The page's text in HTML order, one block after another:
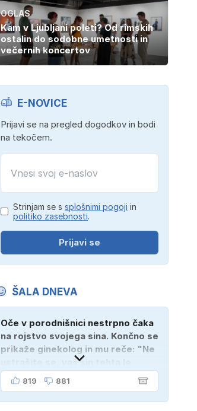
OGLAS
Kam v Ljubljani poleti? Od rimskih
ostalin do sodobne umetnosti in
večernih koncertov
E-NOVICE
Prijavi se na pregled dogodkov in bodi
na tekočem.
Strinjam se s splošnimi pogoji in
politiko zasebnosti.
Prijavi se
ŠALA DNEVA
Oče v porodnišnici nestrpno čaka
na rojstvo svojega sina. Končno se
prikaže ginekolog in mu reče: "Ne
ustrašite se, vaš sin tehta le
dober kilogram!" "Nič čudnega,
gospod doktor, saj se z ženo
poznava šele tri mesece."
819 881